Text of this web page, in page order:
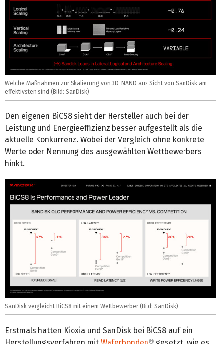
Welche Maßnahmen zur Skalierung von 3D-NAND aus Sicht von SanDisk am
effektivsten sind (Bild: SanDisk)
Den eigenen BiCS8 sieht der Hersteller auch bei der
Leistung und Energieeffizienz besser aufgestellt als die
aktuelle Konkurrenz. Wobei der Vergleich ohne konkrete
Werte oder Nennung des ausgewählten Wettbewerbers
hinkt.
SanDisk vergleicht BiCS8 mit einem Wettbewerber (Bild: SanDisk)
Erstmals hatten Kioxia und SanDisk bei BiCS8 auf ein